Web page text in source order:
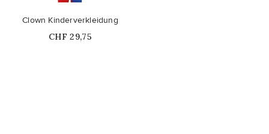
Clown Kinderverkleidung
Price
CHF 29,75